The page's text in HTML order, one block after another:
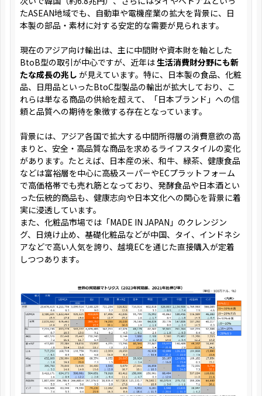
たASEAN地域でも、自動車や電機産業の拡大を背景に、日
本製の部品・素材に対する安定的な需要が見られます。
現在のアジア向け輸出は、主に中間財や資本財を軸とした
BtoB型の取引が中心ですが、近年は生活消費財分野にも新
たな成長の兆し が見えています。特に、日本製の食品、化粧
品、日用品といったBtoC型製品の輸出が拡大しており、こ
れらは単なる商品の供給を超えて、「日本ブランド」への信
頼と品質への期待を象徴する存在となっています。
背景には、アジア各国で拡大する中間所得層の消費意欲の高
まりと、安全・高品質な商品を求めるライフスタイルの変化
があります。たとえば、日本産の米、和牛、緑茶、健康食品
などは富裕層を中心に高級スーパーやECプラットフォーム
で高価格帯でも売れ筋となっており、発酵食品や日本酒とい
った伝統的商品も、健康志向や日本文化への関心を背景に着
実に浸透しています。
また、化粧品市場では「MADE IN JAPAN」のクレンジン
グ、日焼け止め、基礎化粧品などが中国、タイ、インドネシ
アなどで高い人気を誇り、越境ECを通じた直接購入が定着
しつつあります。